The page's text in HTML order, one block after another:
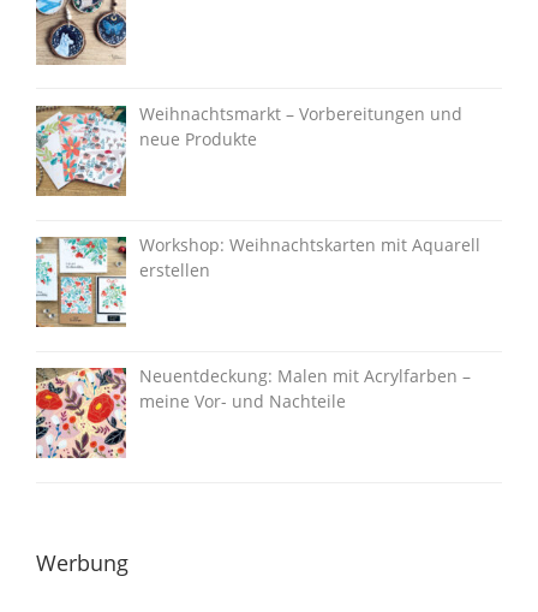
Weihnachtsmarkt – Vorbereitungen und
neue Produkte
Workshop: Weihnachtskarten mit Aquarell
erstellen
Neuentdeckung: Malen mit Acrylfarben –
meine Vor- und Nachteile
Werbung